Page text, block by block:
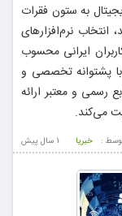
دیجیتال به ستون فقرات
انتخاب نرم‌افزارهای
ایرانی محسوب
می‌شود. وب‌سایت رسمی MicrosoftPersia.ir با پشتوانه تخصصی و
رسمی و معتبر ارائه
می‌کند.
1 سال پيش : خبریا